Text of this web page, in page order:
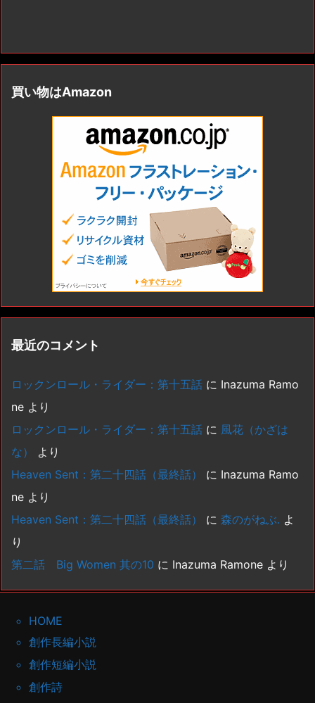
買い物はAmazon
最近のコメント
ロックンロール・ライダー：第十五話 に Inazuma Ramo
ne より
ロックンロール・ライダー：第十五話 に 風花（かざは
な）
より
Heaven Sent：第二十四話（最終話）
に Inazuma Ramo
ne より
Heaven Sent：第二十四話（最終話）
に 森のがねぶ. よ
り
第二話 Big Women 其の10 に Inazuma Ramone より
HOME
創作長編小説
創作短編小説
創作詩